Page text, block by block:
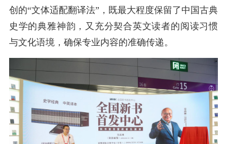
创的“文体适配翻译法”，既最大程度保留了中国古典
史学的典雅神韵，又充分契合英文读者的阅读习惯
与文化语境，确保专业内容的准确传递。